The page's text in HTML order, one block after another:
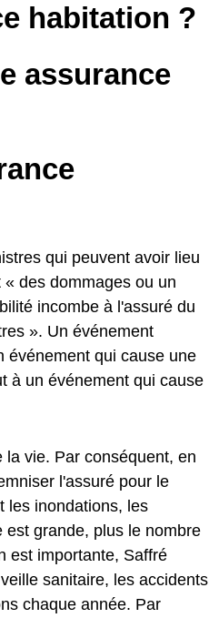
habitation ?
assurance
qui peuvent avoir lieu
des dommages ou un
incombe à l'assuré du
». Un événement
événement qui cause une
à un événement qui cause
vie. Par conséquent, en
l'assuré pour le
les inondations, les
grande, plus le nombre
est importante, Saffré
sanitaire, les accidents
chaque année. Par